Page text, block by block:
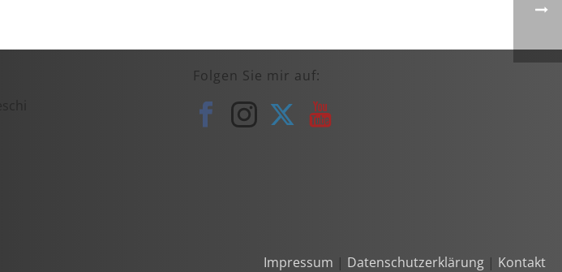
Folgen Sie mir auf:
Impressum | Datenschutzerklärung | Kontakt